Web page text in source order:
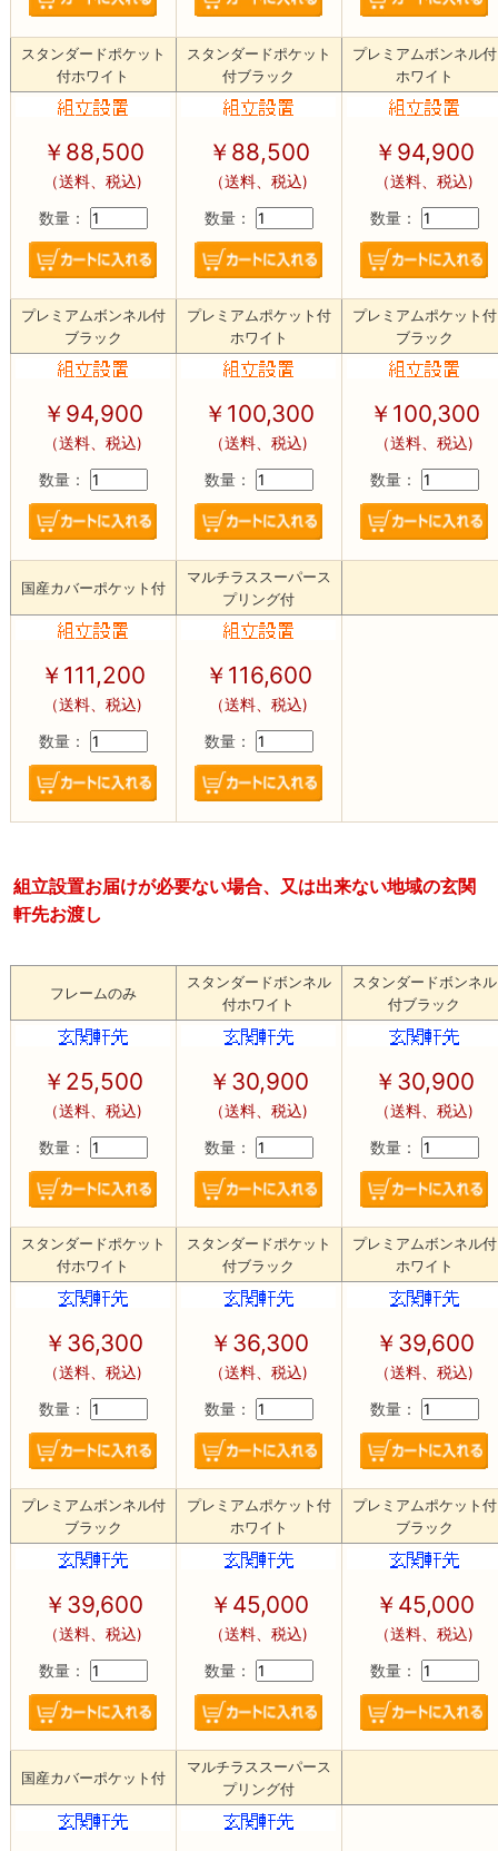
スタンダードポケット
付ホワイト
スタンダードポケット
付ブラック
プレミアムボンネル付
ホワイト
￥88,500
（送料、税込)
数量：
￥88,500
（送料、税込)
数量：
￥94,900
（送料、税込)
数量：
プレミアムボンネル付
ブラック
プレミアムポケット付
ホワイト
プレミアムポケット付
ブラック
￥94,900
（送料、税込)
数量：
￥100,300
（送料、税込)
数量：
￥100,300
（送料、税込)
数量：
国産カバーポケット付
マルチラススーパース
プリング付
￥111,200
（送料、税込)
数量：
￥116,600
（送料、税込)
数量：
組立設置お届けが必要ない場合、又は出来ない地域の玄関
軒先お渡し
フレームのみ
スタンダードボンネル
付ホワイト
スタンダードボンネル
付ブラック
￥25,500
（送料、税込)
数量：
￥30,900
（送料、税込)
数量：
￥30,900
（送料、税込)
数量：
スタンダードポケット
付ホワイト
スタンダードポケット
付ブラック
プレミアムボンネル付
ホワイト
￥36,300
（送料、税込)
数量：
￥36,300
（送料、税込)
数量：
￥39,600
（送料、税込)
数量：
プレミアムボンネル付
ブラック
プレミアムポケット付
ホワイト
プレミアムポケット付
ブラック
￥39,600
（送料、税込)
数量：
￥45,000
（送料、税込)
数量：
￥45,000
（送料、税込)
数量：
国産カバーポケット付
マルチラススーパース
プリング付